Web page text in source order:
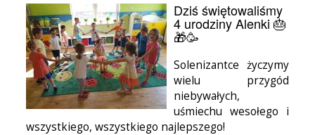
Dziś świętowaliśmy
4 urodziny Alenki 🎂
🎁🥳
Solenizantce życzymy
wielu przygód
niebywałych,
uśmiechu wesołego i
wszystkiego, wszystkiego najlepszego!